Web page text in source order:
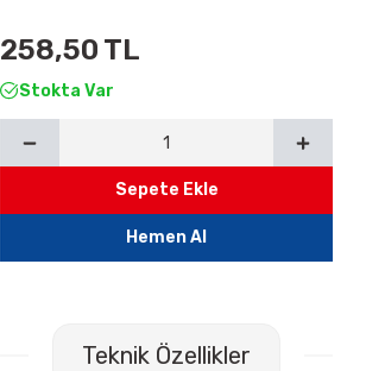
258,50 TL
Stokta Var
Sepete Ekle
Hemen Al
Teknik Özellikler